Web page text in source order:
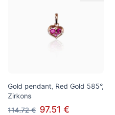
Gold pendant, Red Gold 585°,
Zirkons
114.72 € 97.51 €